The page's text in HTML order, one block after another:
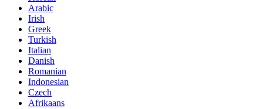
Arabic
Irish
Greek
Turkish
Italian
Danish
Romanian
Indonesian
Czech
Afrikaans